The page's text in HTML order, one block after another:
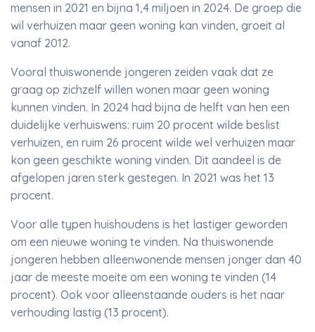
mensen in 2021 en bijna 1,4 miljoen in 2024. De groep die
wil verhuizen maar geen woning kan vinden, groeit al
vanaf 2012.
Vooral thuiswonende jongeren zeiden vaak dat ze
graag op zichzelf willen wonen maar geen woning
kunnen vinden. In 2024 had bijna de helft van hen een
duidelijke verhuiswens: ruim 20 procent wilde beslist
verhuizen, en ruim 26 procent wilde wel verhuizen maar
kon geen geschikte woning vinden. Dit aandeel is de
afgelopen jaren sterk gestegen. In 2021 was het 13
procent.
Voor alle typen huishoudens is het lastiger geworden
om een nieuwe woning te vinden. Na thuiswonende
jongeren hebben alleenwonende mensen jonger dan 40
jaar de meeste moeite om een woning te vinden (14
procent). Ook voor alleenstaande ouders is het naar
verhouding lastig (13 procent).